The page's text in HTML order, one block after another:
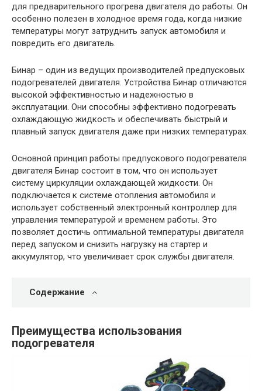
для предварительного прогрева двигателя до работы. Он
особенно полезен в холодное время года, когда низкие
температуры могут затруднить запуск автомобиля и
повредить его двигатель.
Бинар – один из ведущих производителей предпусковых
подогревателей двигателя. Устройства Бинар отличаются
высокой эффективностью и надежностью в
эксплуатации. Они способны эффективно подогревать
охлаждающую жидкость и обеспечивать быстрый и
плавный запуск двигателя даже при низких температурах.
Основной принцип работы предпускового подогревателя
двигателя Бинар состоит в том, что он использует
систему циркуляции охлаждающей жидкости. Он
подключается к системе отопления автомобиля и
использует собственный электронный контроллер для
управления температурой и временем работы. Это
позволяет достичь оптимальной температуры двигателя
перед запуском и снизить нагрузку на стартер и
аккумулятор, что увеличивает срок службы двигателя.
Содержание
Преимущества использования
подогревателя